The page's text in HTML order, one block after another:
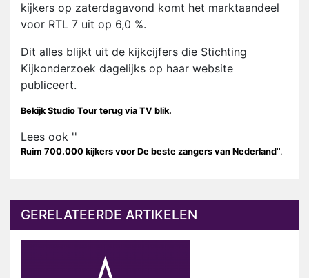
kijkers op zaterdagavond komt het marktaandeel
voor RTL 7 uit op 6,0 %.
Dit alles blijkt uit de kijkcijfers die Stichting
Kijkonderzoek dagelijks op haar website
publiceert.
Bekijk Studio Tour terug via TV blik.
Lees ook ''
Ruim 700.000 kijkers voor De beste zangers van Nederland''.
GERELATEERDE ARTIKELEN